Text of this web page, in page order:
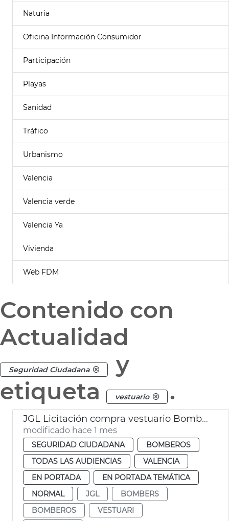
Naturia
Oficina Información Consumidor
Participación
Playas
Sanidad
Tráfico
Urbanismo
Valencia
Valencia verde
Valencia Ya
Vivienda
Web FDM
Contenido con
Actualidad
Seguridad Ciudadana
y
etiqueta
vestuario .
JGL Licitación compra vestuario Bomberos València
modificado hace 1 mes
SEGURIDAD CIUDADANA
BOMBEROS
TODAS LAS AUDIENCIAS
VALENCIA
EN PORTADA
EN PORTADA TEMÁTICA
NORMAL
JGL
BOMBERS
BOMBEROS
VESTUARI